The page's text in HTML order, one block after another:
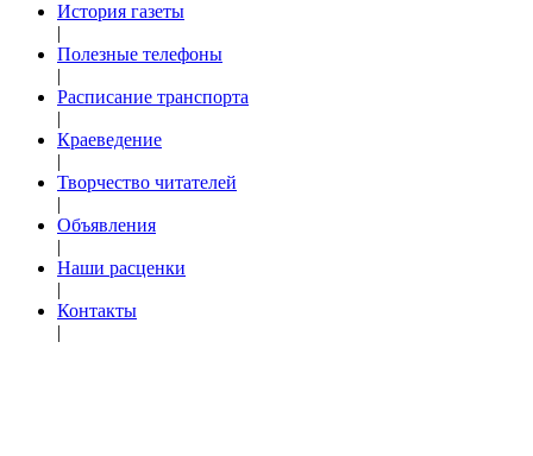
История газеты
|
Полезные телефоны
|
Расписание транспорта
|
Краеведение
|
Творчество читателей
|
Объявления
|
Наши расценки
|
Контакты
|